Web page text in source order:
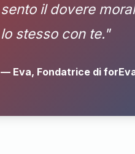
sento il dovere
lo stesso con te."
— Eva, Fondatrice di